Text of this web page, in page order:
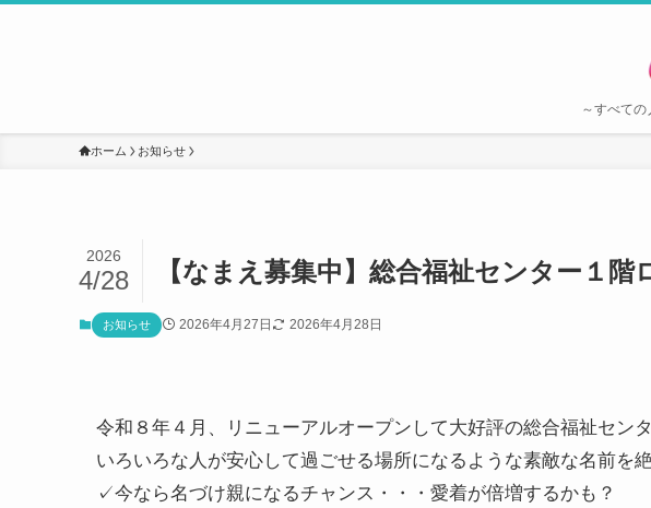
～すべて
ホーム お知らせ
【なまえ募集中】総合福祉センター１階
2026
4/28
お知らせ 2026年4月27日 2026年4月28日
令和８年４月、リニューアルオープンして大好評の総合福祉セン
いろいろな人が安心して過ごせる場所になるような素敵な名前を
✓今なら名づけ親になるチャンス・・・愛着が倍増するかも？